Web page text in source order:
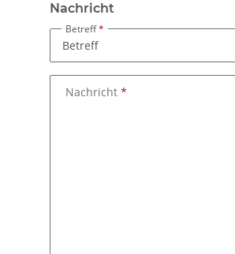
Nachricht
Betreff
Nachricht